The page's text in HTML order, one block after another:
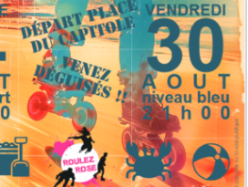
DEP 21 00
ARR 22
20
9KM
DEP 22H20
ARR 00H00
12 KM